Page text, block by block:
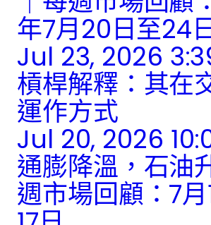
年7月20日至24
Jul 23, 2026
槓桿解釋：其在
運作方式
Jul 20, 2026
通膨降溫，石油
週市場回顧：7